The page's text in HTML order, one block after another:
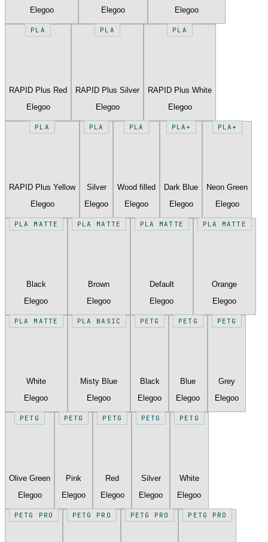
Elegoo
Elegoo
Elegoo
PLA
RAPID Plus Red
Elegoo
PLA
RAPID Plus Silver
Elegoo
PLA
RAPID Plus White
Elegoo
PLA
RAPID Plus Yellow
Elegoo
PLA
Silver
Elegoo
PLA
Wood filled
Elegoo
PLA+
Dark Blue
Elegoo
PLA+
Neon Green
Elegoo
PLA MATTE
Black
Elegoo
PLA MATTE
Brown
Elegoo
PLA MATTE
Default
Elegoo
PLA MATTE
Orange
Elegoo
PLA MATTE
White
Elegoo
PLA BASIC
Misty Blue
Elegoo
PETG
Black
Elegoo
PETG
Blue
Elegoo
PETG
Grey
Elegoo
PETG
Olive Green
Elegoo
PETG
Pink
Elegoo
PETG
Red
Elegoo
PETG
Silver
Elegoo
PETG
White
Elegoo
PETG PRO PETG PRO PETG PRO PETG PRO